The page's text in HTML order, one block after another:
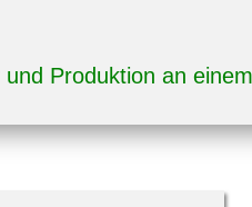
und Produktion an